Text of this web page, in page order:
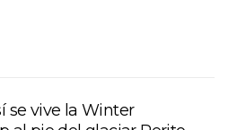
se vive la Winter